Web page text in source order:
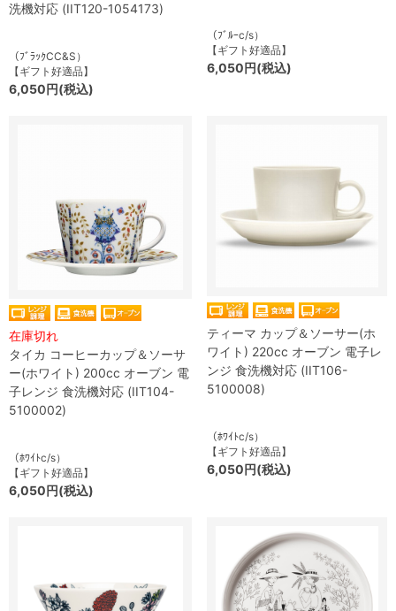
洗機対応 (IIT120-1054173)
（ﾌﾞﾗｯｸCC&S）
【ギフト好適品】
6,050円(税込)
（ﾌﾞﾙｰc/s）
【ギフト好適品】
6,050円(税込)
在庫切れ
タイカ コーヒーカップ＆ソーサ
ー(ホワイト) 200cc オーブン 電
子レンジ 食洗機対応 (IIT104-
5100002)
（ﾎﾜｲﾄc/s）
【ギフト好適品】
6,050円(税込)
ティーマ カップ＆ソーサー(ホ
ワイト) 220cc オーブン 電子レ
ンジ 食洗機対応 (IIT106-
5100008)
（ﾎﾜｲﾄc/s）
【ギフト好適品】
6,050円(税込)